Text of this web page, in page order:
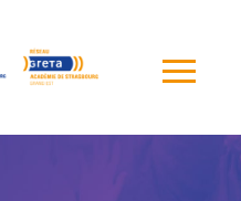
de